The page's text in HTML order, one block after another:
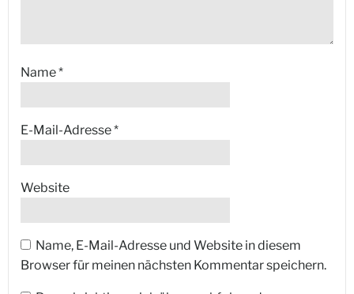
Name*
E-Mail-Adresse*
Website
Name, E-Mail-Adresse und Website in diesem
Browser für meinen nächsten Kommentar speichern.